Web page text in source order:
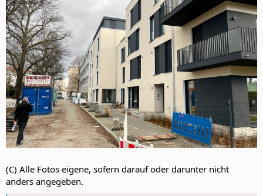
(C) Alle Fotos eigene, sofern darauf oder darunter nicht
anders angegeben.